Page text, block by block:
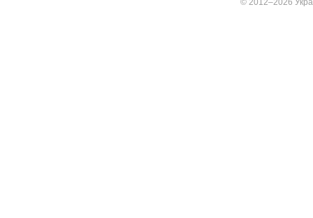
© 2012–2026